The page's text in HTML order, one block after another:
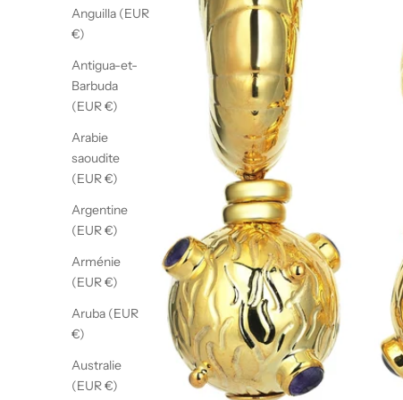
Anguilla (EUR
€)
Antigua-et-
Barbuda
(EUR €)
Arabie
saoudite
(EUR €)
Argentine
(EUR €)
Arménie
(EUR €)
Aruba (EUR
€)
Australie
(EUR €)